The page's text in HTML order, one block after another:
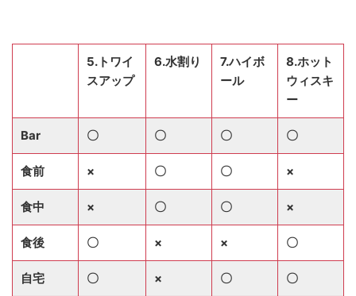
5.トワイ
スアップ
6.水割り
7.ハイボ
ール
8.ホット
ウィスキ
ー
Bar 〇 〇 〇 〇
食前 × 〇 〇 ×
食中 × 〇 〇 ×
食後 〇 × × 〇
自宅 〇 × 〇 〇